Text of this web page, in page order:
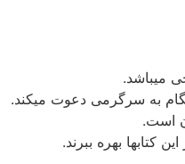
میباشد.
به سرگرمی دعوت میکند.
است.
کتابها بهره ببرند.